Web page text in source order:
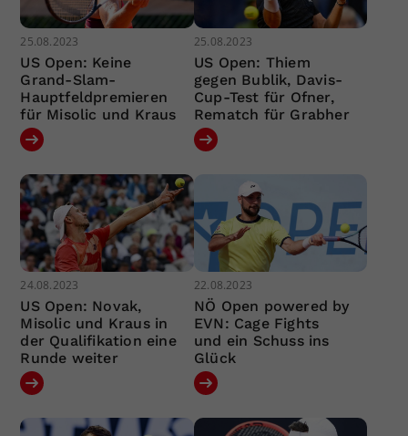
25.08.2023
US Open: Keine
Grand-Slam-
Hauptfeldpremieren
für Misolic und Kraus
25.08.2023
US Open: Thiem
gegen Bublik, Davis-
Cup-Test für Ofner,
Rematch für Grabher
24.08.2023
US Open: Novak,
Misolic und Kraus in
der Qualifikation eine
Runde weiter
22.08.2023
NÖ Open powered by
EVN: Cage Fights
und ein Schuss ins
Glück